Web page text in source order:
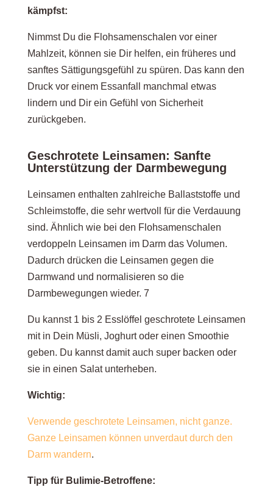
kämpfst:
Nimmst Du die Flohsamenschalen vor einer
Mahlzeit, können sie Dir helfen, ein früheres und
sanftes Sättigungsgefühl zu spüren. Das kann den
Druck vor einem Essanfall manchmal etwas
lindern und Dir ein Gefühl von Sicherheit
zurückgeben.
Geschrotete Leinsamen: Sanfte
Unterstützung der Darmbewegung
Leinsamen enthalten zahlreiche Ballaststoffe und
Schleimstoffe, die sehr wertvoll für die Verdauung
sind. Ähnlich wie bei den Flohsamenschalen
verdoppeln Leinsamen im Darm das Volumen.
Dadurch drücken die Leinsamen gegen die
Darmwand und normalisieren so die
Darmbewegungen wieder. 7
Du kannst 1 bis 2 Esslöffel geschrotete Leinsamen
mit in Dein Müsli, Joghurt oder einen Smoothie
geben. Du kannst damit auch super backen oder
sie in einen Salat unterheben.
Wichtig:
Verwende geschrotete Leinsamen, nicht ganze.
Ganze Leinsamen können unverdaut durch den
Darm wandern.
Tipp für Bulimie-Betroffene: